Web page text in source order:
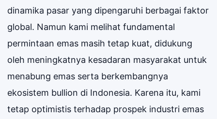
dinamika pasar yang dipengaruhi berbagai faktor
global. Namun kami melihat fundamental
permintaan emas masih tetap kuat, didukung
oleh meningkatnya kesadaran masyarakat untuk
menabung emas serta berkembangnya
ekosistem bullion di Indonesia. Karena itu, kami
tetap optimistis terhadap prospek industri emas